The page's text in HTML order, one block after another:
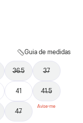
Guia de medidas
36.5 37
41 41.5
47